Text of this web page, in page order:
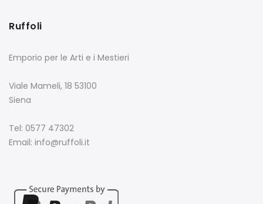
Ruffoli
Emporio per le Arti e i Mestieri
Viale Mameli, 18 53100
Siena
Tel: 0577 47302
Email: info@ruffoli.it